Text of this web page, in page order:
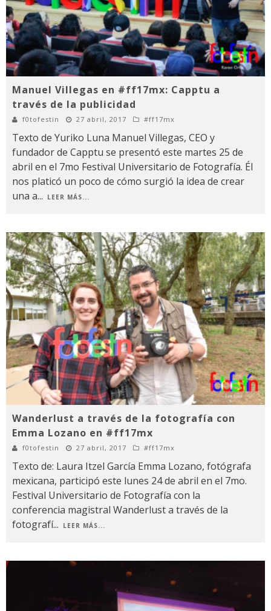
Manuel Villegas en #ff17mx: Capptu a
través de la publicidad
f0tofestin 27 abril, 2017 #ff17mx
Texto de Yuriko Luna Manuel Villegas, CEO y
fundador de Capptu se presentó este martes 25 de
abril en el 7mo Festival Universitario de Fotografía. Él
nos platicó un poco de cómo surgió la idea de crear
una a... LEER MÁS...
Wanderlust a través de la fotografía con
Emma Lozano en #ff17mx
f0tofestin 27 abril, 2017 #ff17mx
Texto de: Laura Itzel García Emma Lozano, fotógrafa
mexicana, participó este lunes 24 de abril en el 7mo.
Festival Universitario de Fotografía con la
conferencia magistral Wanderlust a través de la
fotografí... LEER MÁS...